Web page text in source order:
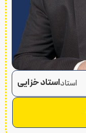
استاد خزاییاستاد